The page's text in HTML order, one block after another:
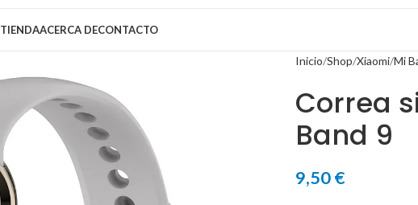
TIENDAACERCA DECONTACTO
Inicio Shop Xiaomi Mi
Correa
Band 9
9,50€